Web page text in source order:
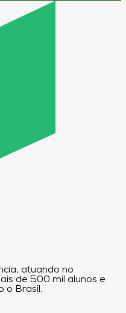
atuando no
de 500 mil alunos e
o Brasil.